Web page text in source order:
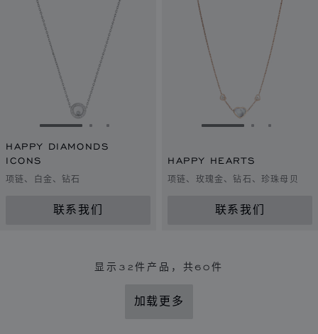
转到幻灯片 1转到幻灯片 2
转到幻灯片 3
HAPPY DIAMONDS
ICONS
项链、白金、钻石
联系我们
转到幻灯片 1转到幻灯
转到幻
HAPPY HEARTS
项链、玫瑰金、钻石、珍珠母贝
联系我们
显示 32件产品，共60件
加载更多